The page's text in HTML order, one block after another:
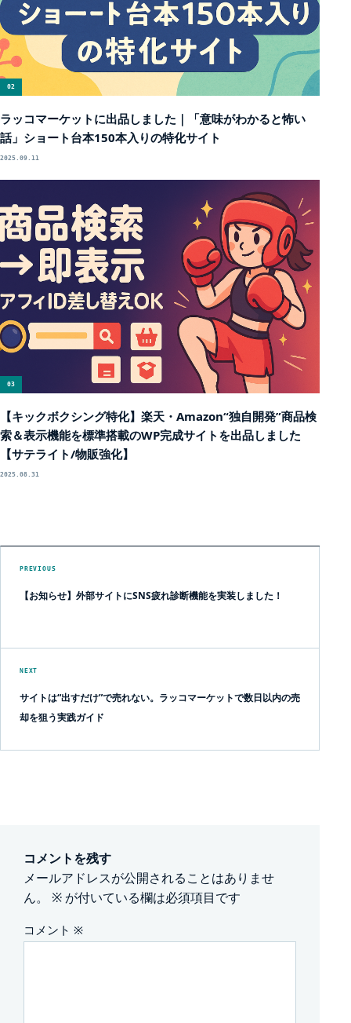
02
ラッコマーケットに出品しました｜「意味がわかると怖い
話」ショート台本150本入りの特化サイト
2025.09.11
03
【キックボクシング特化】楽天・Amazon“独自開発”商品検
索＆表示機能を標準搭載のWP完成サイトを出品しました
【サテライト/物販強化】
2025.08.31
PREVIOUS
【お知らせ】外部サイトにSNS疲れ診断機能を実装しました！
NEXT
サイトは“出すだけ”で売れない。ラッコマーケットで数日以内の売
却を狙う実践ガイド
コメントを残す
メールアドレスが公開されることはありませ
ん。
※ が付いている欄は必須項目です
コメント ※